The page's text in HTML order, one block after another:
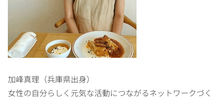
加峰真理（兵庫県出身）
女性の自分らしく元気な活動につながるネットワークづく